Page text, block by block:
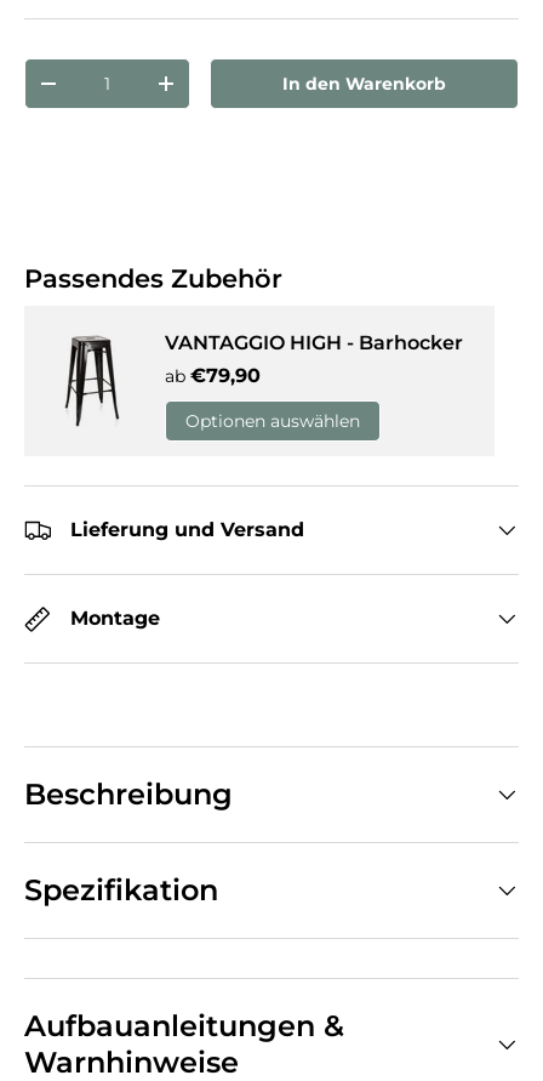
Anzahl
Menge verringernMenge erhöhenIn den Warenkorb
Passendes Zubehör
VANTAGGIO HIGH - Barhocker
ab Normaler Preis
€79,90
Optionen auswählen
Lieferung und Versand
Montage
Beschreibung
Spezifikation
Aufbauanleitungen &
Warnhinweise